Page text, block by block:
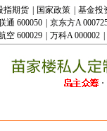
指期货 国家政策
基金投
通 600050
京东方A
空 600029 万科A 000002